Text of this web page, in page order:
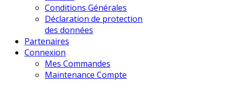
Conditions Générales
Déclaration de protection
des données
Partenaires
Connexion
Mes Commandes
Maintenance Compte